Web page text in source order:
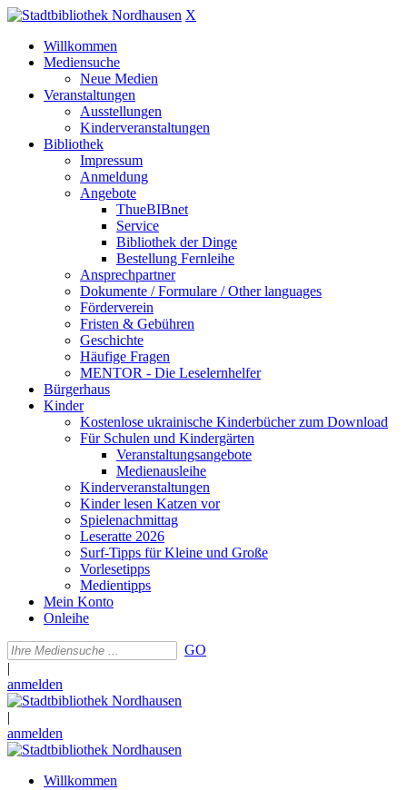
X
Willkommen
Mediensuche
Neue Medien
Veranstaltungen
Ausstellungen
Kinderveranstaltungen
Bibliothek
Impressum
Anmeldung
Angebote
ThueBIBnet
Service
Bibliothek der Dinge
Bestellung Fernleihe
Ansprechpartner
Dokumente / Formulare / Other languages
Förderverein
Fristen & Gebühren
Geschichte
Häufige Fragen
MENTOR - Die Leselernhelfer
Bürgerhaus
Kinder
Kostenlose ukrainische Kinderbücher zum Download
Für Schulen und Kindergärten
Veranstaltungsangebote
Medienausleihe
Kinderveranstaltungen
Kinder lesen Katzen vor
Spielenachmittag
Leseratte 2026
Surf-Tipps für Kleine und Große
Vorlesetipps
Medientipps
Mein Konto
Onleihe
GO
|
anmelden
|
anmelden
Willkommen